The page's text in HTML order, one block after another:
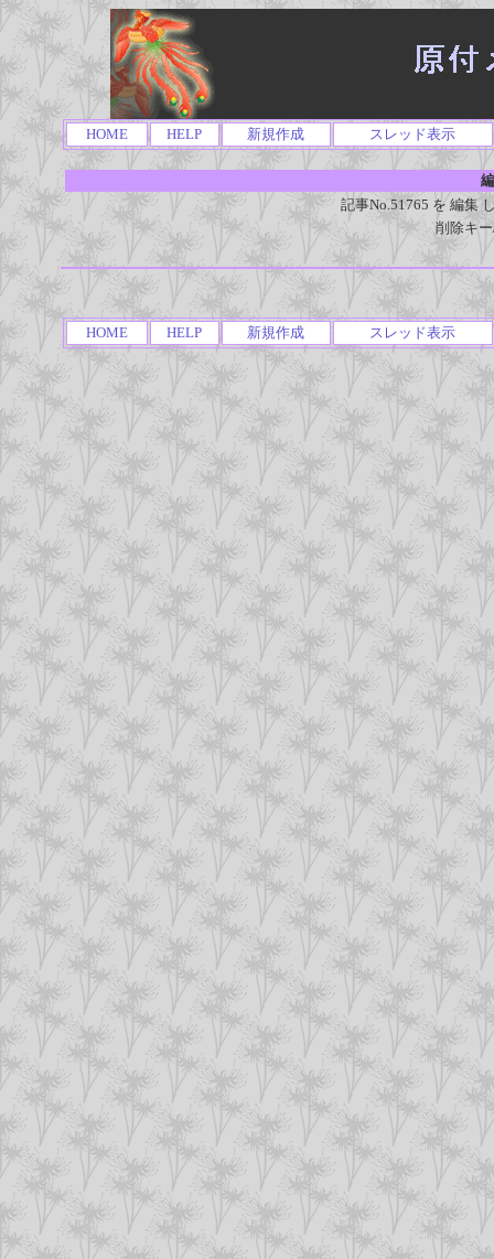
HOME HELP 新規作成 スレッド表示
記事No.51765 を 編集
削除キ
HOME HELP 新規作成 スレッド表示